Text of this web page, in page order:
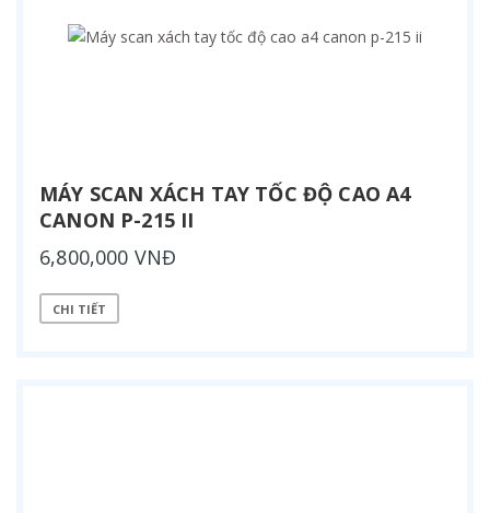
MÁY SCAN XÁCH TAY TỐC ĐỘ CAO A4
CANON P-215 II
6,800,000 VNĐ
CHI TIẾT